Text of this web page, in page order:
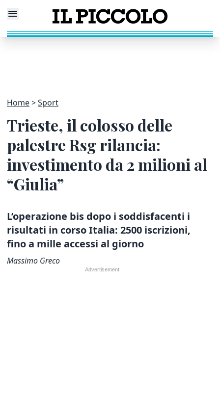
Home Sport
Trieste, il colosso delle
palestre Rsg rilancia:
investimento da 2 milioni al
“Giulia”
L’operazione bis dopo i soddisfacenti i
risultati in corso Italia: 2500 iscrizioni,
fino a mille accessi al giorno
Massimo Greco